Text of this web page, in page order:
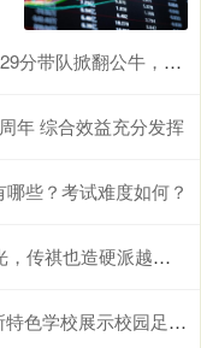
公牛，东部第九遭打脸
年 综合效益充分发挥
些？考试难度如何？
硬派越野，买车再等等!
展示校园足球育人成果